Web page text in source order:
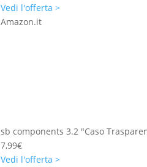
Vedi l'offerta >
Amazon.it
sb components 3.2 "Caso
7,99€
Vedi l'offerta >